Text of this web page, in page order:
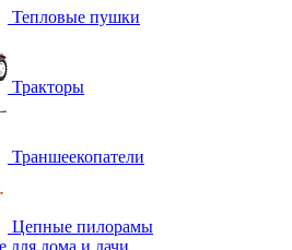
Тепловые пушки
Тракторы
Траншеекопатели
Цепные пилорамы
для дома и дачи